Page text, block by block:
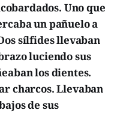
Uno que
un pañuelo a
sílfides llevaban
luciendo sus
los dientes.
charcos. Llevaban
de sus